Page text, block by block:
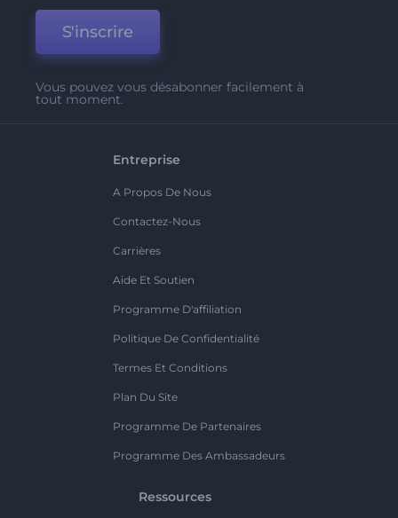
S'inscrire
Vous pouvez vous désabonner facilement à
tout moment.
Entreprise
A Propos De Nous
Contactez-Nous
Carrières
Aide Et Soutien
Programme D'affiliation
Politique De Confidentialité
Termes Et Conditions
Plan Du Site
Programme De Partenaires
Programme Des Ambassadeurs
Ressources